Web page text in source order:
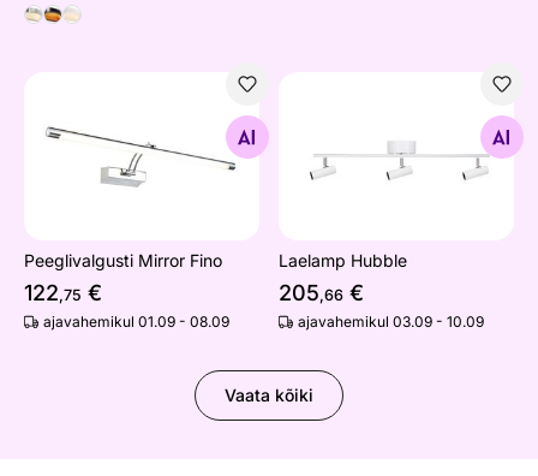
Peeglivalgusti Mirror Fino
Otsi sarnaseid
Peeglivalgusti Mirror Fino
122,75 €
ajavahemikul 01.09 - 08.09
Otsi sarnaseid
Laelamp Hubble
205,66 €
ajavahemikul 03.09 - 10.09
Vaata kõiki